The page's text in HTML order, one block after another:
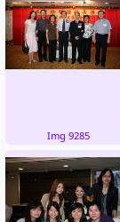
Img 9285